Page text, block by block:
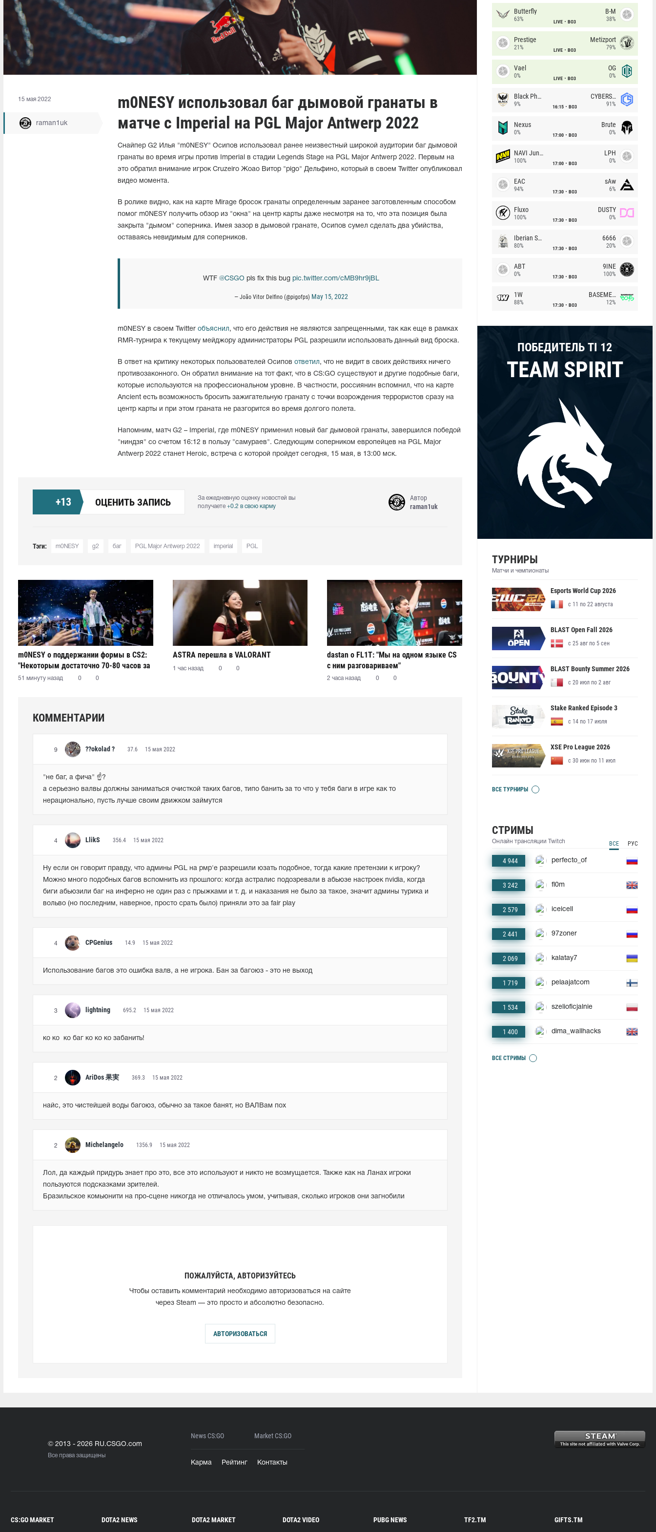
15 мая 2022
raman1uk
m0NESY использовал баг дымовой гранаты в
матче с Imperial на PGL Major Antwerp 2022
Снайпер G2 Илья "m0NESY" Осипов использовал ранее неизвестный широкой аудитории баг дымовой
гранаты во время игры против Imperial в стадии Legends Stage на PGL Major Antwerp 2022. Первым на
это обратил внимание игрок Cruzeiro Жоао Витор "pigo" Дельфино, который в своем Twitter опубликовал
видео момента.
В ролике видно, как на карте Mirage бросок гранаты определенным заранее заготовленным способом
помог m0NESY получить обзор из "окна" на центр карты даже несмотря на то, что эта позиция была
закрыта "дымом" соперника. Имея зазор в дымовой гранате, Осипов сумел сделать два убийства,
оставаясь невидимым для соперников.
WTF @CSGO pls fix this bug pic.twitter.com/cMB9hr9jBL
— João Vitor Delfino (@pigofps) May 15, 2022
m0NESY в своем Twitter объяснил, что его действия не являются запрещенными, так как еще в рамках
RMR-турнира к текущему мейджору администраторы PGL разрешили использовать данный вид броска.
В ответ на критику некоторых пользователей Осипов ответил, что не видит в своих действиях ничего
противозаконного. Он обратил внимание на тот факт, что в CS:GO существуют и другие подобные баги,
которые используются на профессиональном уровне. В частности, россиянин вспомнил, что на карте
Ancient есть возможность бросить зажигательную гранату с точки возрождения террористов сразу на
центр карты и при этом граната не разгорится во время долгого полета.
Напомним, матч G2 – Imperial, где m0NESY применил новый баг дымовой гранаты, завершился победой
"ниндзя" со счетом 16:12 в пользу "самураев". Следующим соперником европейцев на PGL Major
Antwerp 2022 станет Heroic, встреча с которой пройдет сегодня, 15 мая, в 13:00 мск.
+13 ОЦЕНИТЬ ЗАПИСЬ
За ежедневную оценку новостей вы
получаете +0.2 в свою карму
Автор
raman1uk
Тэги: m0NESY g2 баг PGL Major Antwerp 2022 imperial PGL
m0NESY о поддержании формы в CS2:
"Некоторым достаточно 70-80 часов за
две недели, а кому-то – 100-110"
51 минуту назад 0 0
ASTRA перешла в VALORANT
1 час назад 0 0
dastan о FL1T: "Мы на одном языке CS
с ним разговариваем"
2 часа назад 0 0
КОММЕНТАРИИ
9 ??okolad ? 37.6 15 мая 2022
"не баг, а фича" ☝?
а серьезно валвы должны заниматься очисткой таких багов, типо банить за то что у тебя баги в игре как то
нерационально, пусть лучше своим движком займутся
4 LlikS 356.4 15 мая 2022
Ну если он говорит правду, что админы PGL на рмр'е разрешили юзать подобное, тогда какие претензии к игроку?
Можно много подобных багов вспомнить из прошлого: когда астралис подозревали в абьюзе настроек nvidia, когда
биги абьюзили баг на инферно не один раз с прыжками и т. д. и наказания не было за такое, значит админы турика и
вольво (но последним, наверное, просто срать было) приняли это за fair play
4 CPGenius 14.9 15 мая 2022
Использование багов это ошибка валв, а не игрока. Бан за багоюз - это не выход
3 lightning 695.2 15 мая 2022
ко ко  ко баг ко ко ко забанить!
2 AriDos 果実 369.3 15 мая 2022
найс, это чистейшей воды багоюз, обычно за такое банят, но ВАЛВам пох
2 Michelangelo 1356.9 15 мая 2022
Лол, да каждый придурь знает про это, все это используют и никто не возмущается. Также как на Ланах игроки
пользуются подсказками зрителей.
Бразильское комьюнити на про-сцене никогда не отличалось умом, учитывая, сколько игроков они загнобили
ПОЖАЛУЙСТА, АВТОРИЗУЙТЕСЬ
Чтобы оставить комментарий необходимо авторизоваться на сайте
через Steam — это просто и абсолютно безопасно.
АВТОРИЗОВАТЬСЯ
Butterfly
63% LIVE BO3
B-M
38%
Prestige
21% LIVE BO3
Metizport
79%
Vael
0% LIVE BO3
OG
0%
Black Phoenix
9% 16:15 BO3
CYBERSHOKE
91%
Nexus
0% 17:00 BO3
Brute
0%
NAVI Junior
100% 17:00 BO3
LPH
0%
EAC
94% 17:30 BO3
sAw
6%
Fluxo
100% 17:30 BO3
DUSTY
0%
Iberian Soul
80% 17:30 BO3
6666
20%
ABT
0% 17:30 BO3
9INE
100%
1W
88% 17:30 BO3
BASEMENT BOYS
12%
ПОБЕДИТЕЛЬ TI 12
TEAM SPIRIT
ТУРНИРЫ
Матчи и чемпионаты
Esports World Cup 2026
с 11 по 22 августа
BLAST Open Fall 2026
с 25 авг по 5 сен
BLAST Bounty Summer 2026
с 20 июл по 2 авг
Stake Ranked Episode 3
с 14 по 17 июля
XSE Pro League 2026
с 30 июн по 11 июл
ВСЕ ТУРНИРЫ
СТРИМЫ
Онлайн трансляции Twitch ВСЕ РУС
4 944 perfecto_of
3 242 fl0m
2 579 iceicell
2 441 97zoner
2 069 kalatay7
1 719 pelaajatcom
1 534 szelioficjalnie
1 400 dima_wallhacks
ВСЕ СТРИМЫ
© 2013 - 2026 RU.CSGO.com
Все права защищены
News CS:GO Market CS:GO
Карма Рейтинг Контакты
CS:GO MARKET DOTA2 NEWS DOTA2 MARKET DOTA2 VIDEO PUBG NEWS TF2.TM GIFTS.TM